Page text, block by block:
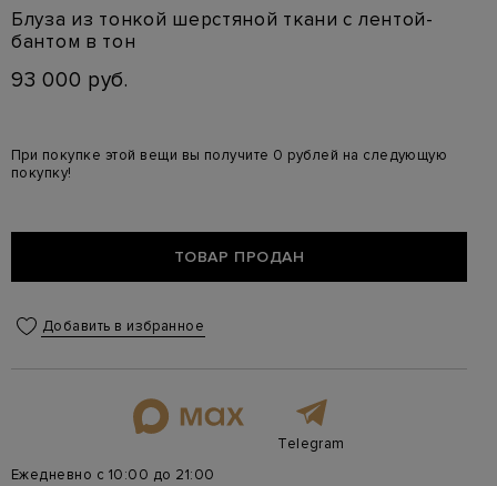
Блуза из тонкой шерстяной ткани с лентой-
бантом в тон
93 000 руб.
При покупке этой вещи вы получите 0 рублей на следующую
покупку!
ТОВАР ПРОДАН
Добавить в избранное
Telegram
Ежедневно с 10:00 до 21:00